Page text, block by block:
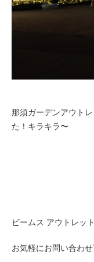
那須ガーデンアウト
た！キラキラ〜
ビームス アウトレッ
お気軽にお問い合わせ